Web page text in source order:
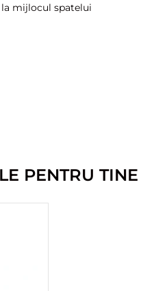
mijlocul spatelui
PENTRU TINE